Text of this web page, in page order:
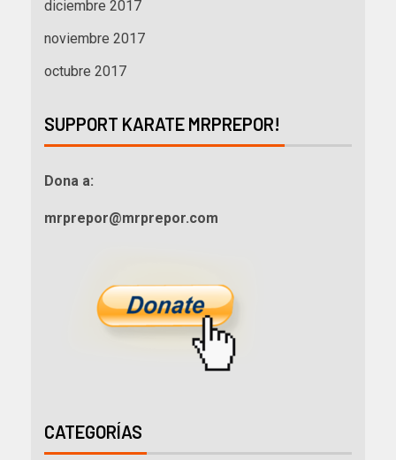
diciembre 2017
noviembre 2017
octubre 2017
SUPPORT KARATE MRPREPOR!
Dona a:
mrprepor@mrprepor.com
CATEGORÍAS